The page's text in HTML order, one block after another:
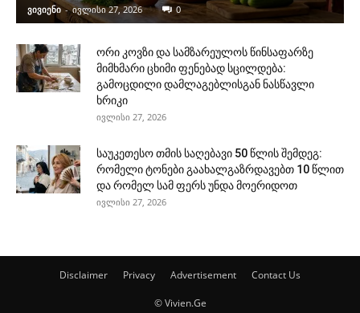
ვივიენი - ივლისი 27, 2026 0
ორი კოვზი და სამზარეულოს წინსაფარზე
მიმხმარი ცხიმი ფენებად სცილდება:
გამოცდილი დამლაგებლისგან ნასწავლი
ხრიკი
ივლისი 27, 2026
საუკეთესო თმის საღებავი 50 წლის შემდეგ:
რომელი ტონები გაახალგაზრდავებთ 10 წლით
და რომელ სამ ფერს უნდა მოერიდოთ
ივლისი 27, 2026
Disclaimer Privacy Advertisement Contact Us
© Vivien.Ge